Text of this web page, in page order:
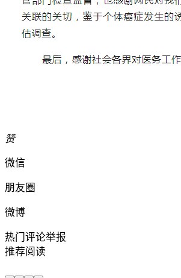
赞
微信
朋友圈
微博
热门评论举报
推荐阅读